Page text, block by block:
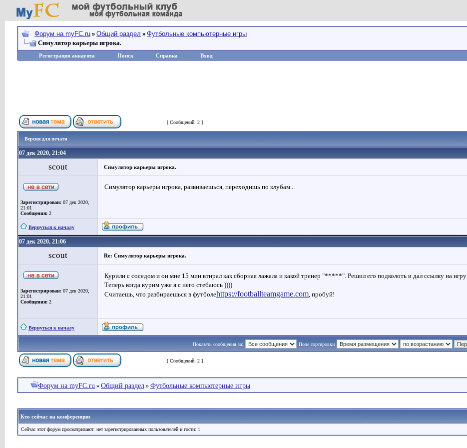
Форум на myFC.ru » Общий раздел » Футбольные компьютерные игры
Симулятор карьеры игрока.
Регистрация аккаунта Поиск Справка Вход
[ Сообщений: 2 ]
Версия для печати
07 дек 2020, 21:04
scout Симулятор карьеры игрока.
Зарегистрирован: 07 дек 2020,
21:01
Сообщения: 2
Симулятор карьеры игрока, развиваешься, переходишь по клубам...
Вернуться к началу
07 дек 2020, 21:06
scout Re: Симулятор карьеры игрока.
Зарегистрирован: 07 дек 2020,
21:01
Сообщения: 2
Курили с соседом и он мне 15 мин втирал как сборная лажала и какой тренер "*****". Решил его подколоть и дал ссылку на игру
Теперь когда курим уже я с него стебаюсь ))))
Считаешь, что разбираешься в футболеhttps://footballteamgame.com, пробуй!
Вернуться к началу
Показать сообщения за: Поле сортировки
[ Сообщений: 2 ]
Форум на myFC.ru » Общий раздел » Футбольные компьютерные игры
Кто сейчас на конференции
Сейчас этот форум просматривают: нет зарегистрированных пользователей и гости: 1